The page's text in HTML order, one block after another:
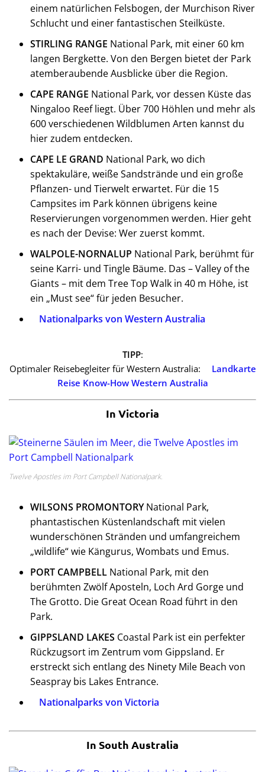
einem natürlichen Felsbogen, der Murchison River
Schlucht und einer fantastischen Steilküste.
STIRLING RANGE National Park, mit einer 60 km
langen Bergkette. Von den Bergen bietet der Park
atemberaubende Ausblicke über die Region.
CAPE RANGE National Park, vor dessen Küste das
Ningaloo Reef liegt. Über 700 Höhlen und mehr als
600 verschiedenen Wildblumen Arten kannst du
hier zudem entdecken.
CAPE LE GRAND National Park, wo dich
spektakuläre, weiße Sandstrände und ein große
Pflanzen- und Tierwelt erwartet. Für die 15
Campsites im Park können übrigens keine
Reservierungen vorgenommen werden. Hier geht
es nach der Devise: Wer zuerst kommt.
WALPOLE-NORNALUP National Park, berühmt für
seine Karri- und Tingle Bäume. Das – Valley of the
Giants – mit dem Tree Top Walk in 40 m Höhe, ist
ein „Must see“ für jeden Besucher.
Nationalparks von Western Australia
TIPP:
Optimaler Reisebegleiter für Western Australia:
Landkarte
Reise Know-How Western Australia
In Victoria
Twelve Apostles im Port Campbell Nationalpark.
WILSONS PROMONTORYNational Park,
phantastischen Küstenlandschaft mit vielen
wunderschönen Stränden und umfangreichem
„wildlife“ wie Kängurus, Wombats und Emus.
PORT CAMPBELL National Park, mit den
berühmten Zwölf Aposteln, Loch Ard Gorge und
The Grotto. Die Great Ocean Road führt in den
Park.
GIPPSLAND LAKES Coastal Park ist ein perfekter
Rückzugsort im Zentrum vom Gippsland. Er
erstreckt sich entlang des Ninety Mile Beach von
Seaspray bis Lakes Entrance.
Nationalparks von Victoria
In South Australia